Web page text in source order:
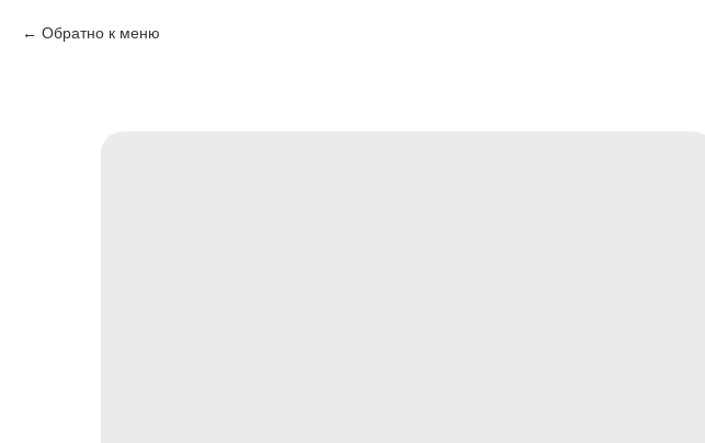
Обратно к меню